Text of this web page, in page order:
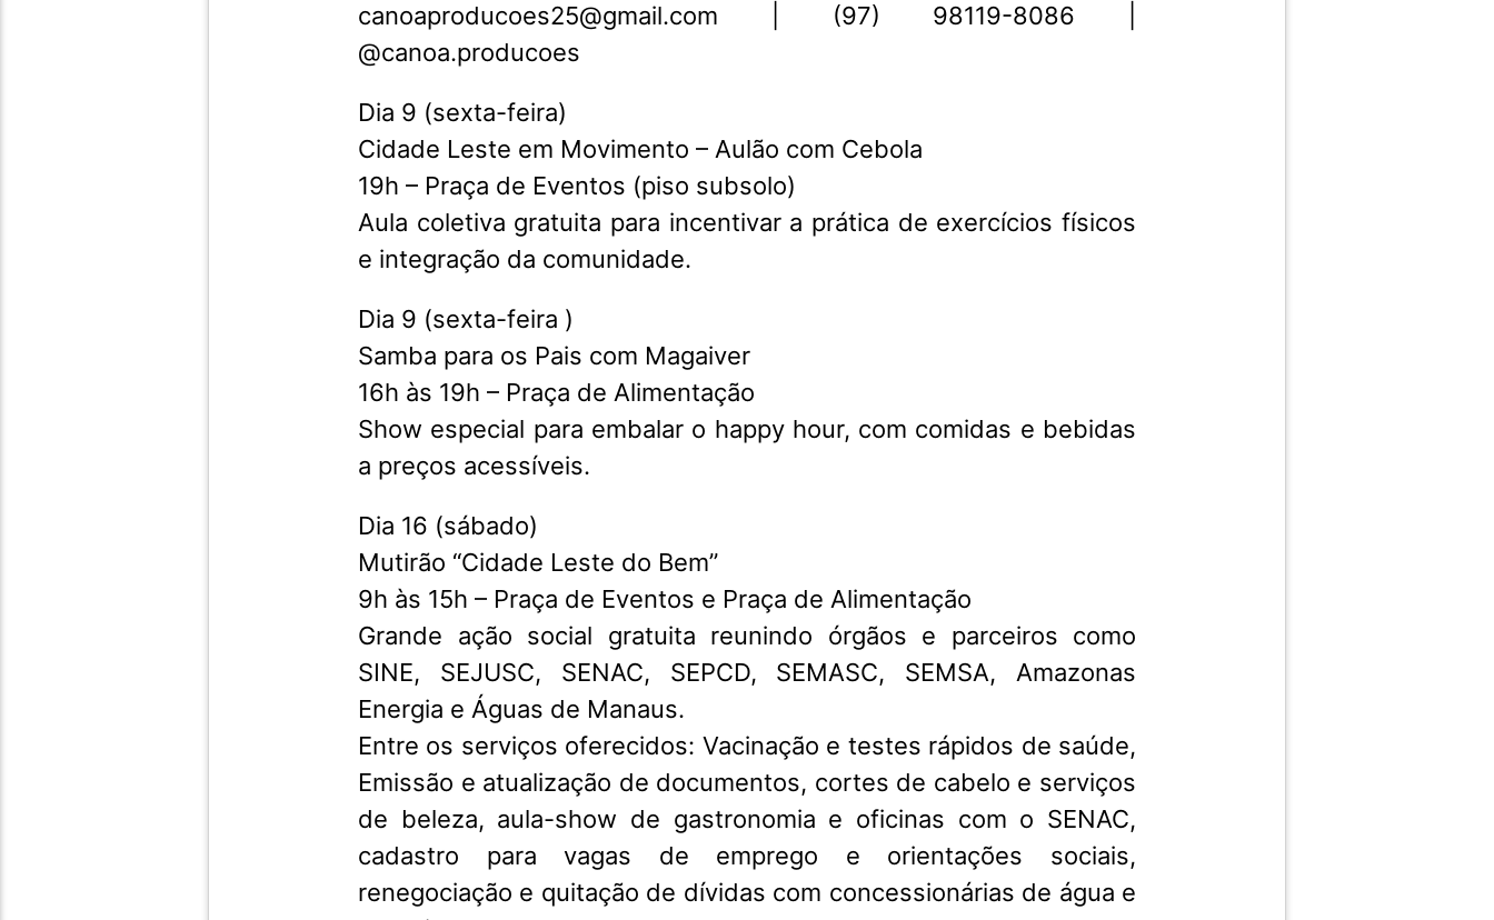
canoaproducoes25@gmail.com | (97) 98119-8086 |
@canoa.producoes
Dia 9 (sexta-feira)
Cidade Leste em Movimento – Aulão com Cebola
19h – Praça de Eventos (piso subsolo)
Aula coletiva gratuita para incentivar a prática de exercícios físicos
e integração da comunidade.
Dia 9 (sexta-feira )
Samba para os Pais com Magaiver
16h às 19h – Praça de Alimentação
Show especial para embalar o happy hour, com comidas e bebidas
a preços acessíveis.
Dia 16 (sábado)
Mutirão “Cidade Leste do Bem”
9h às 15h – Praça de Eventos e Praça de Alimentação
Grande ação social gratuita reunindo órgãos e parceiros como
SINE, SEJUSC, SENAC, SEPCD, SEMASC, SEMSA, Amazonas
Energia e Águas de Manaus.
Entre os serviços oferecidos: Vacinação e testes rápidos de saúde,
Emissão e atualização de documentos, cortes de cabelo e serviços
de beleza, aula-show de gastronomia e oficinas com o SENAC,
cadastro para vagas de emprego e orientações sociais,
renegociação e quitação de dívidas com concessionárias de água e